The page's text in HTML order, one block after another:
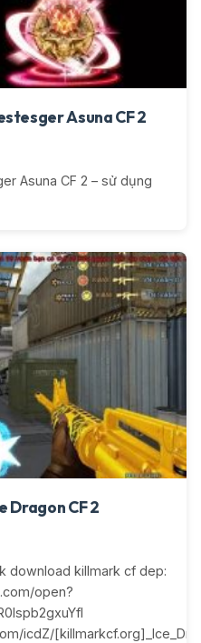
Asuna CF 2
Asuna CF 2 – sử dụng
CF 2
download killmark cf dep:
open?
icdZ/